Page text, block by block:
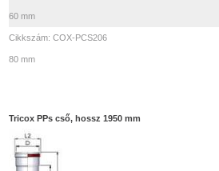
60 mm
Cikkszám: COX-PCS206
80 mm
Tricox PPs cső, hossz 1950 mm